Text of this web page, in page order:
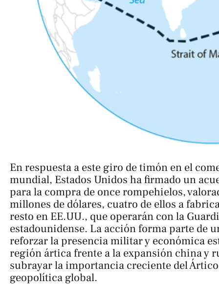
En respuesta a este giro de timón en el
mundial, Estados Unidos ha firmado un
para la compra de once rompehielos,
millones de dólares, cuatro de ellos a
resto en EE.UU., que operarán con la
estadounidense. La acción forma parte de
reforzar la presencia militar y económica
región ártica frente a la expansión china y
subrayar la importancia creciente del
geopolítica global.